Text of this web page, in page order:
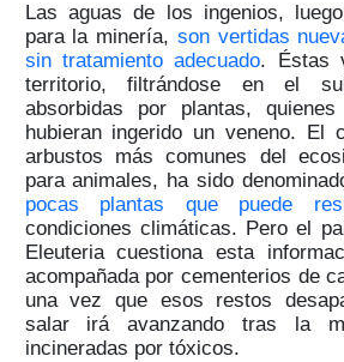
Las aguas de los ingenios,
para la minería, son vertidas
sin tratamiento adecuado. Éstas
territorio, filtrándose en el
absorbidas por plantas,
hubieran ingerido un veneno. El
arbustos más comunes del
para animales, ha sido
pocas plantas que puede
condiciones climáticas. Pero el
Eleuteria cuestiona esta
acompañada por cementerios de
una vez que esos restos
salar irá avanzando tras la
incineradas por tóxicos.